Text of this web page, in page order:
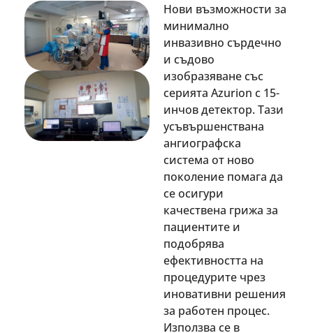
Нови възможности за
минимално
инвазивно сърдечно
и съдово
изобразяване със
серията Azurion с 15-
инчов детектор. Тази
усъвършенствана
ангиографска
система от ново
поколение помага да
се осигури
качествена грижа за
пациентите и
подобрява
ефективността на
процедурите чрез
иновативни решения
за работен процес.
Използва се в